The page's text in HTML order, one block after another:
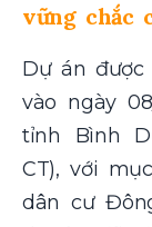
vững chắc
Dự án
vào ngày
tỉnh Bình
CT), với
dân cư